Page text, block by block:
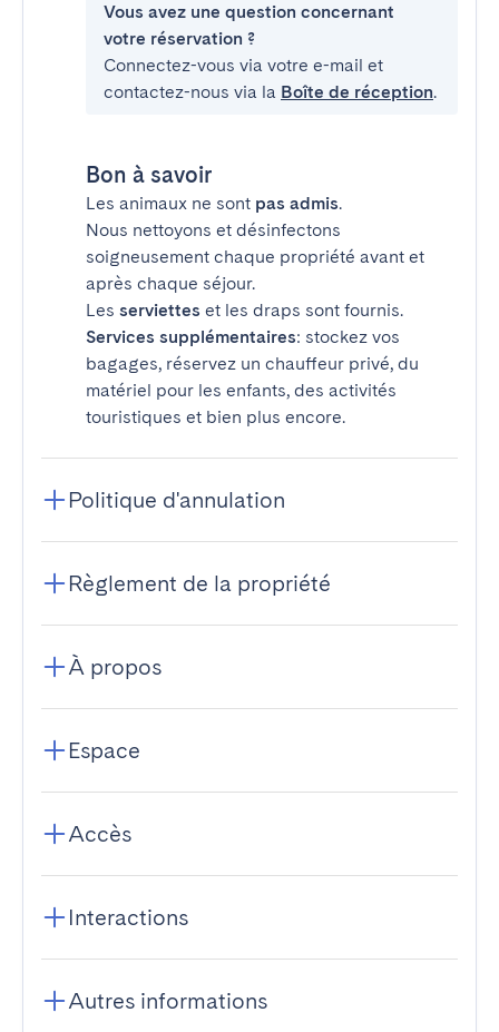
Vous avez une question concernant
votre réservation ?
Connectez-vous via votre e-mail et
contactez-nous via la Boîte de réception.
Bon à savoir
Les animaux ne sont pas admis.
Nous nettoyons et désinfectons
soigneusement chaque propriété avant et
après chaque séjour.
Les serviettes et les draps sont fournis.
Services supplémentaires: stockez vos
bagages, réservez un chauffeur privé, du
matériel pour les enfants, des activités
touristiques et bien plus encore.
Politique d'annulation
Règlement de la propriété
À propos
Espace
Accès
Interactions
Autres informations